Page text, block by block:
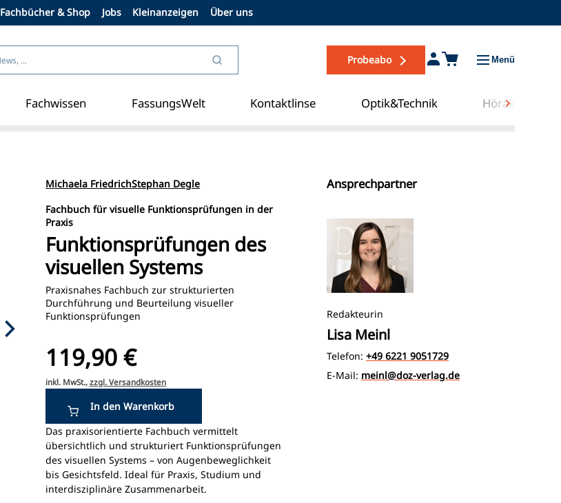
Fachbücher & Shop Jobs Kleinanzeigen Über uns
Zum COE Campus
Probeabo Menü
Fachwissen FassungsWelt Kontaktlinse Optik&Technik Hörakustik
Michaela FriedrichStephan Degle
Fachbuch für visuelle Funktionsprüfungen in der
Praxis
Funktionsprüfungen des
visuellen Systems
Praxisnahes Fachbuch zur strukturierten
Durchführung und Beurteilung visueller
Funktionsprüfungen
119,90 €
inkl. MwSt.,zzgl. Versandkosten
Das praxisorientierte Fachbuch vermittelt
übersichtlich und strukturiert Funktionsprüfungen
des visuellen Systems – von Augenbeweglichkeit
bis Gesichtsfeld. Ideal für Praxis, Studium und
interdisziplinäre Zusammenarbeit.
Ansprechpartner
Redakteurin
Lisa Meinl
Telefon: +49 6221 9051729
E-Mail: meinl@doz-verlag.de